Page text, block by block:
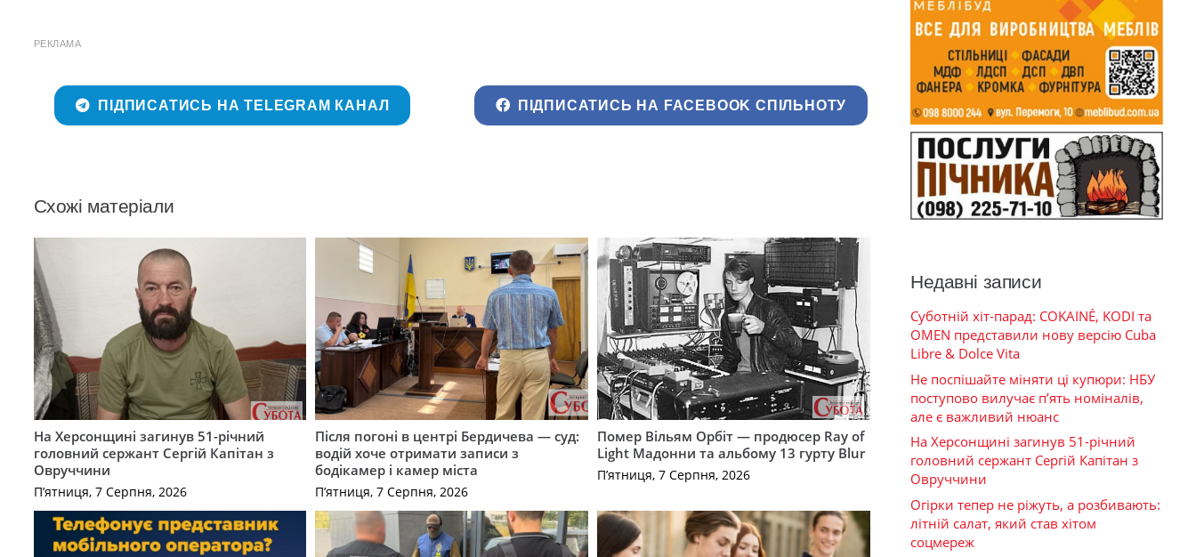
РЕКЛАМА
ПІДПИСАТИСЬ НА TELEGRAM КАНАЛ ПІДПИСАТИСЬ НА FACEBOOK СПІЛЬНОТУ
Схожі матеріали
На Херсонщині загинув 51-річний
головний сержант Сергій Капітан з
Овруччини
П’ятниця, 7 Серпня, 2026
Після погоні в центрі Бердичева — суд:
водій хоче отримати записи з
бодікамер і камер міста
П’ятниця, 7 Серпня, 2026
Помер Вільям Орбіт — продюсер Ray of
Light Мадонни та альбому 13 гурту Blur
П’ятниця, 7 Серпня, 2026
Недавні записи
Суботній хіт-парад: COKAINÉ, KODI та
OMEN представили нову версію Cuba
Libre & Dolce Vita
Не поспішайте міняти ці купюри: НБУ
поступово вилучає п’ять номіналів,
але є важливий нюанс
На Херсонщині загинув 51-річний
головний сержант Сергій Капітан з
Овруччини
Огірки тепер не ріжуть, а розбивають:
літній салат, який став хітом
соцмереж